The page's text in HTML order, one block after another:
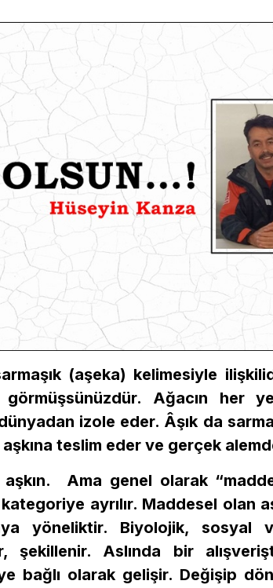
(aşeka) kelimesiyle
görmüşsünüzdür. Ağacın her
izole eder. Âşık da
teslim eder ve gerçek
aşkın. Ama genel olarak
ayrılır. Maddesel olan
yöneliktir. Biyolojik, sosyal
şekillenir. Aslında bir
bağlı olarak gelişir. Değişip